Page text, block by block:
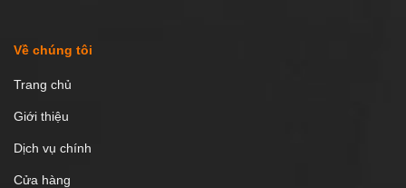
Về chúng tôi
Trang chủ
Giới thiệu
Dịch vụ chính
Cửa hàng